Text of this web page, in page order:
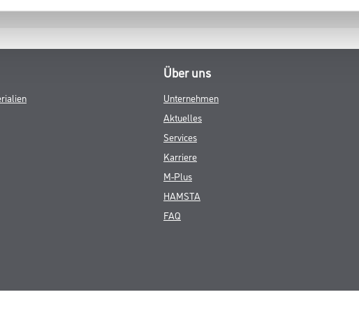
Über uns
Unternehmen
Aktuelles
Services
Karriere
M-Plus
HAMSTA
FAQ